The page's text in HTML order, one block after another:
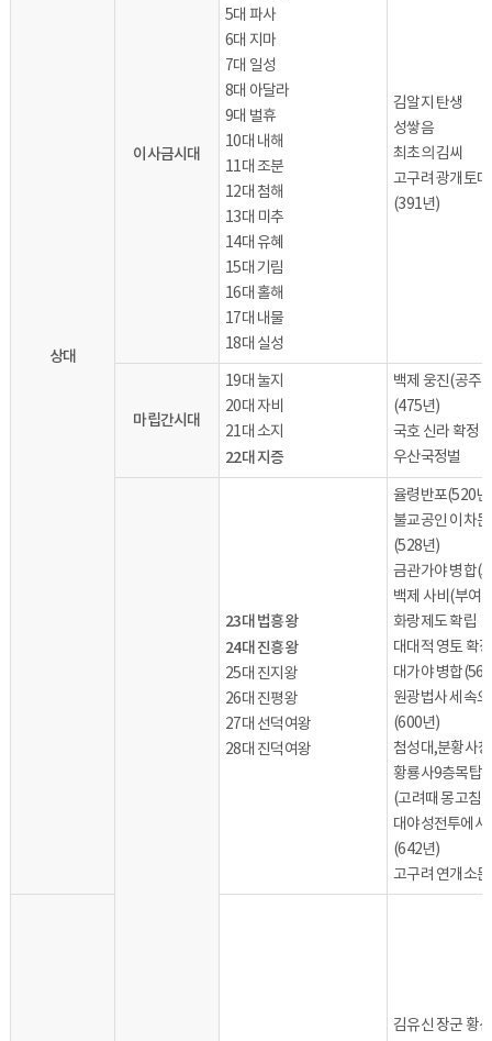
상대
이사금시대
5대 파사
6대 지마
7대 일성
8대 아달라
9대 벌휴
10대 내해
11대 조분
12대 첨해
13대 미추
14대 유혜
15대 기림
16대 홀해
17대 내물
18대 실성
김알지 탄생
성쌓음
최초의 김씨
고구려 광개토
(391년)
마립간시대
19대 눌지
20대 자비
21대 소지
22대 지증
백제 웅진(공주)
(475년)
국호 신라 확정
우산국정벌
23대 법흥왕
24대 진흥왕
25대 진지왕
26대 진평왕
27대 선덕여왕
28대 진덕여왕
율령반포(520
불교공인 이차
(528년)
금관가야 병합
백제 사비(부여)
화랑제도 확립
대대적 영토 확장
대가야 병합
원광법사 세속
(600년)
첨성대,분황사
황룡사9층목탑
(고려때 몽고침
대야성전투에서
(642년)
고구려 연개소
김유신 장군 황